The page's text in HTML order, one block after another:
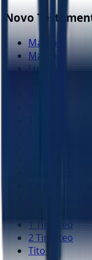
Novo
Mateus
Marcos
Lucas
1
2
1 Timóteo
2 Timóteo
Tito